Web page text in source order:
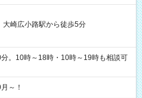
大崎広小路駅から徒歩5分
10時～18時・10時～19時も相談可
～！